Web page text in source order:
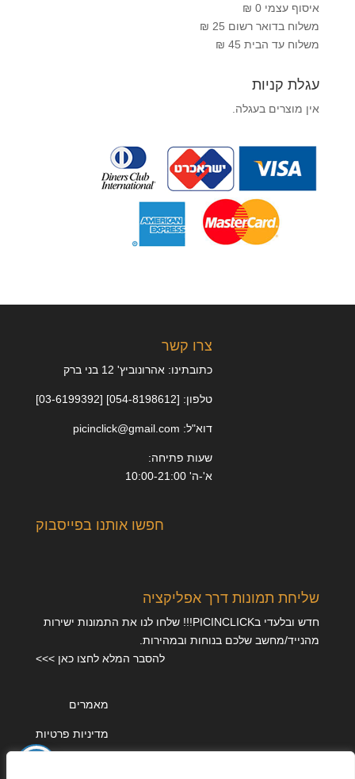
איסוף עצמי 0 ₪
משלוח בדואר רשום 25 ₪
משלוח עד הבית 45 ₪
עגלת קניות
אין מוצרים בעגלה.
צרו קשר
כתובתינו: אהרונוביץ' 12 בני ברק
טלפון: [054-8198612] [03-6199392]
דוא"ל: picinclick@gmail.com
שעות פתיחה:
א'-ה' 10:00-21:00
חפשו אותנו בפייסבוק
שליחת תמונות דרך אפליקציה
חדש ובלעדי בPICINCLICK!!! שלחו לנו את התמונות ישירות
מהנייד/מחשב שלכם בנוחות ובמהירות.
להסבר המלא לחצו כאן >>>
מאמרים
מדיניות פרטיות